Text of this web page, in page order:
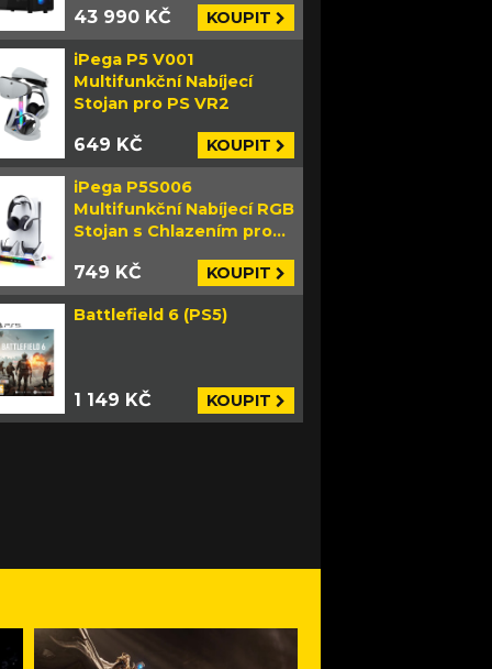
43 990 KČ KOUPIT
iPega P5 V001
Multifunkční Nabíjecí
Stojan pro PS VR2
649 KČ KOUPIT
iPega P5S006
Multifunkční Nabíjecí RGB
Stojan s Chlazením pro
749 KČ KOUPIT
Battlefield 6 (PS5)
1 149 KČ KOUPIT